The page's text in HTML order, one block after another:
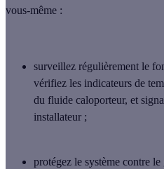
vous-même :
surveillez régulièrement le
vérifiez les indicateurs de
du fluide caloporteur, et
installateur ;
protégez le système contre le